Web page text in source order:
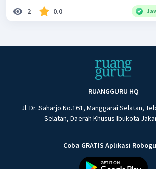
2 0.0
RUANGGURU HQ
Jl. Dr. Saharjo No.161, Manggarai Selatan,
Selatan, Daerah Khusus Ibukota
Coba GRATIS Aplikasi